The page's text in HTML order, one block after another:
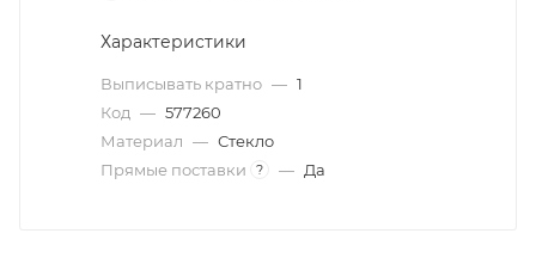
Характеристики
Выписывать кратно — 1
Код — 577260
Материал — Стекло
Прямые поставки
? — Да